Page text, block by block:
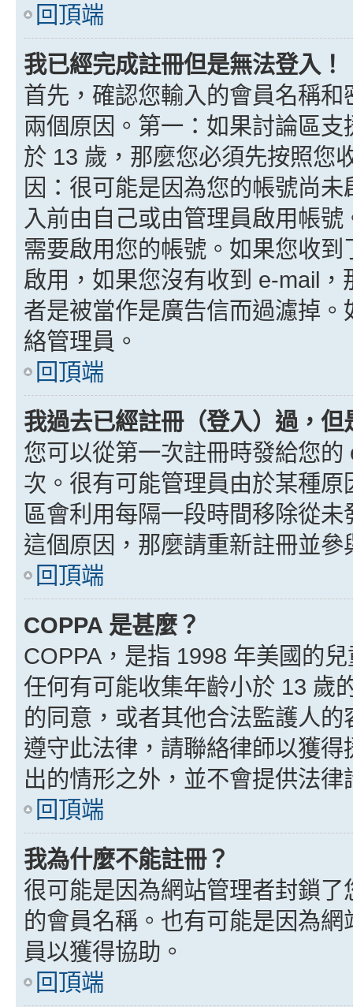
回頂端
我已經完成註冊但是無法登入！
首先，確認您輸入的會員名稱
兩個原因。第一：如果討論區
於 13 歲，那麼您必須先按照您
因：很可能是因為您的帳號尚
入前由自己或由管理員啟用帳
需要啟用您的帳號。如果您收
啟用，如果您沒有收到 e-mail
者是被當作是廣告信而過濾掉
絡管理員。
回頂端
我過去已經註冊（登入）過，
您可以從第一次註冊時發給您
次。很有可能管理員由於某種
區會利用每隔一段時間移除從
這個原因，那麼請重新註冊並參
回頂端
COPPA 是甚麼？
COPPA，是指 1998 年美國的
任何有可能收集年齡小於 13 歲
的同意，或者其他合法監護人
遵守此法律，請聯絡律師以獲
出的情形之外，並不會提供法
回頂端
我為什麼不能註冊？
很可能是因為網站管理者封鎖
的會員名稱。也有可能是因為
員以獲得協助。
回頂端